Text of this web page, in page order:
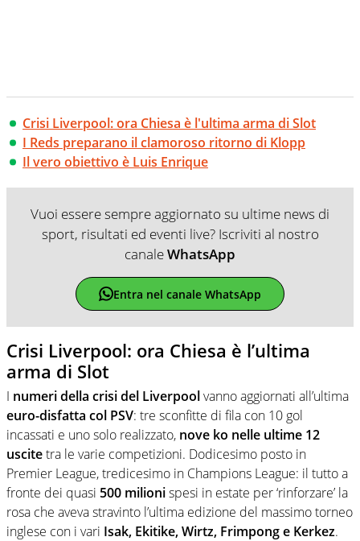
Crisi Liverpool: ora Chiesa è l'ultima arma di Slot
I Reds preparano il clamoroso ritorno di Klopp
Il vero obiettivo è Luis Enrique
Vuoi essere sempre aggiornato su ultime news di
sport, risultati ed eventi live? Iscriviti al nostro
canaleWhatsApp
Entra nel canale WhatsApp
Crisi Liverpool: ora Chiesa è l’ultima
arma di Slot
I numeri della crisi del Liverpoolvanno aggiornati all’ultima
euro-disfatta col PSV: tre sconfitte di fila con 10 gol
incassati e uno solo realizzato, nove ko nelle ultime 12
uscitetra le varie competizioni. Dodicesimo posto in
Premier League, tredicesimo in Champions League: il tutto a
fronte dei quasi 500 milionispesi in estate per ‘rinforzare’ la
rosa che aveva stravinto l’ultima edizione del massimo torneo
inglese con i vari Isak, Ekitike, Wirtz, Frimpong e Kerkez.